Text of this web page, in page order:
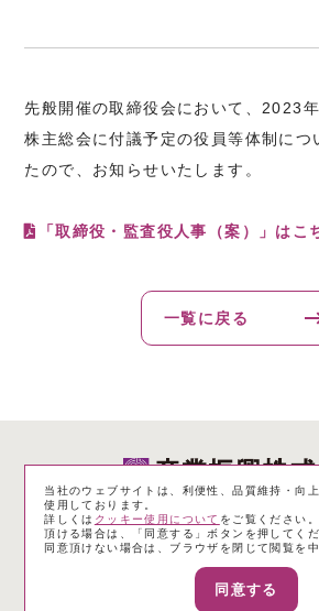
先般開催の取締役会において、2023
株主総会に付議予定の役員等体制につ
たので、お知らせいたします。
「取締役・監査役人事（案）」はこ
一覧に戻る
当社のウェブサイトは、利便性、品質維持・向
使用しております。
詳しくは クッキー使用について をご覧ください
頂ける場合は、「同意する」ボタンを押してくだ
同意頂けない場合は、ブラウザを閉じて閲覧を
同意する
個人情報保護方針 サイトのご
一般事業主行動計画 電子公告